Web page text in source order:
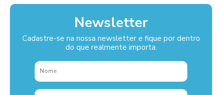
Newsletter
Cadastre-se na nossa newsletter e fique por dentro
do que realmente importa.